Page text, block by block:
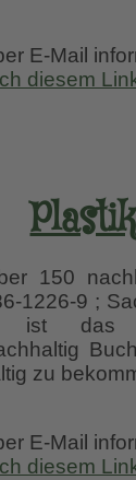
E-Mail
diesem
150
1226-9 ;
ist
zu
E-Mail
diesem